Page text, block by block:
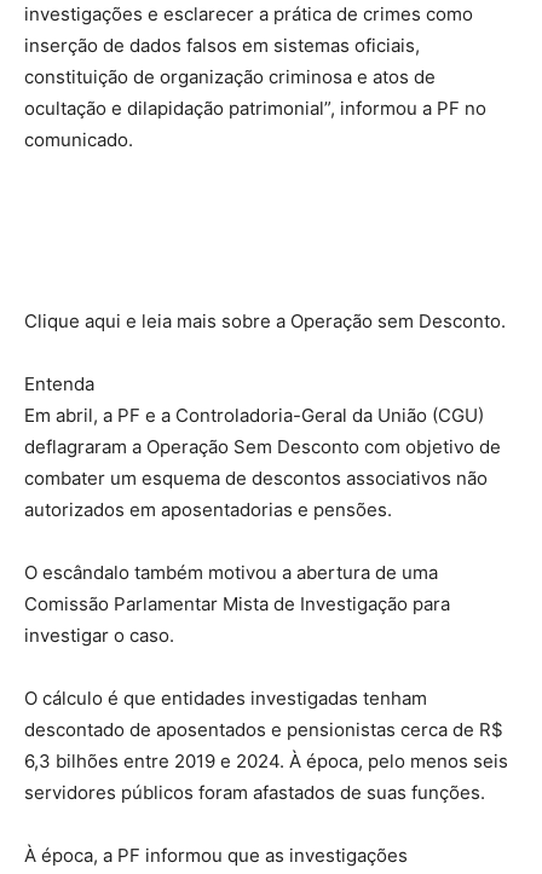
investigações e esclarecer a prática de crimes como
inserção de dados falsos em sistemas oficiais,
constituição de organização criminosa e atos de
ocultação e dilapidação patrimonial”, informou a PF no
comunicado.
Clique aqui e leia mais sobre a Operação sem Desconto.
Entenda
Em abril, a PF e a Controladoria-Geral da União (CGU)
deflagraram a Operação Sem Desconto com objetivo de
combater um esquema de descontos associativos não
autorizados em aposentadorias e pensões.
O escândalo também motivou a abertura de uma
Comissão Parlamentar Mista de Investigação para
investigar o caso.
O cálculo é que entidades investigadas tenham
descontado de aposentados e pensionistas cerca de R$
6,3 bilhões entre 2019 e 2024. À época, pelo menos seis
servidores públicos foram afastados de suas funções.
À época, a PF informou que as investigações